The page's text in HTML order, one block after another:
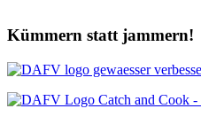
Kümmern statt jammern!